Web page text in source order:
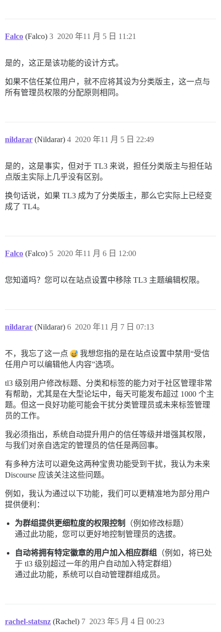
Falco (Falco) 2020 年11 月 5 日 11:21
3
是的，这正是该功能的设计方式。
如果不信任某位用户，就不应将其设为分类版主，这一点与
所有管理员权限的分配原则相同。
nildarar (Nildarar) 2020 年11 月 5 日 22:49
4
是的，这是事实，但对于 TL3 来说，担任分类版主与担任站
点版主实际上几乎没有区别。
换句话说，如果 TL3 成为了分类版主，那么它实际上已经变
成了 TL4。
Falco (Falco) 2020 年11 月 6 日 12:00
5
您知道吗？您可以在站点设置中移除 TL3 主题编辑权限。
nildarar (Nildarar) 2020 年11 月 7 日 07:13
6
不，我忘了这一点
我想您指的是在站点设置中禁用“受信
任用户可以编辑他人内容”选项。
tl3 级别用户修改标题、分类和标签的能力对于社区管理非常
有帮助，尤其是在大型论坛中，每天可能发布超过 1000 个主
题。但这一良好功能可能会干扰分类管理员或未来标签管理
员的工作。
我必须指出，系统自动提升用户的信任等级并增强其权限，
与我们对亲自选定的管理员的信任是两回事。
有多种方法可以避免这两种宝贵功能受到干扰，我认为未来
Discourse 应该关注这些问题。
例如，我认为通过以下功能，我们可以更精准地为部分用户
提供便利：
为群组提供更细粒度的权限控制
（例如修改标题）
通过此功能，您可以更好地控制管理员的选拔。
自动将拥有特定徽章的用户加入相应群组
（例如，将已处
于 tl3 级别超过一年的用户自动加入特定群组）
通过此功能，系统可以自动管理群组成员。
rachel-statsnz (Rachel) 2023 年5 月 4 日 00:23
7